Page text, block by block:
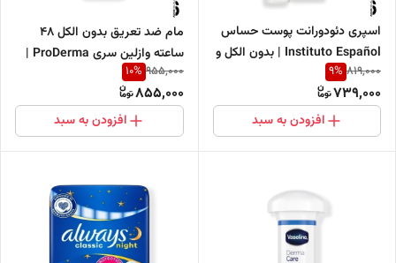
اسپری دئودورانت پوست حساس
Instituto Español | بدون الکل و
بدون آلومینیوم 50 میل
819,000
9%
739,000
افزودن به سبد
مام ضد تعریق بدون الکل ۴۸
ساعته وازلین سری ProDerma |
مدل Hidra Essencial
955,000
10%
855,000
افزودن به سبد